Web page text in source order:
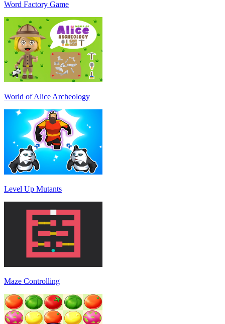
Word Factory Game
World of Alice Archeology
Level Up Mutants
Maze Controlling